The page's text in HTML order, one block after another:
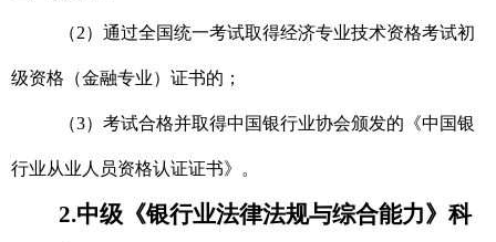
（2）通过全国统一考试取得经济专业技术资格考试初
级资格（金融专业）证书的；
（3）考试合格并取得中国银行业协会颁发的《中国银
行业从业人员资格认证证书》。
2.中级《银行业法律法规与综合能力》科